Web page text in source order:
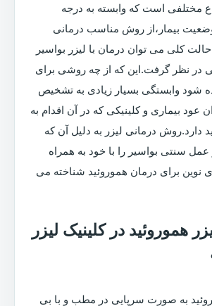
مختلفی است که وابسته به درجه
بیمار،از روش مناسب درمانی
کلی می توان درمان با لیزر بواسیر
در نظر گرفت.این که از چه روشی برای
شود وابستگی بسیار زیادی به تشخیص
عود بیماری و کلینیکی که در آن اقدام به
دارد.روش درمانی لیزر به دلیل آن که
سنتی بواسیر را با خود به همراه
نوین برای درمان هموروئید شناخته می
هموروئید در کلینیک لیزر
به صورت سرپایی در مطب و با بی